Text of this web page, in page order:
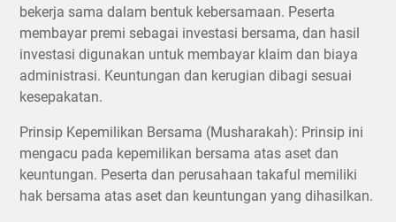
bekerja sama dalam bentuk kebersamaan. Peserta
membayar premi sebagai investasi bersama, dan hasil
investasi digunakan untuk membayar klaim dan biaya
administrasi. Keuntungan dan kerugian dibagi sesuai
kesepakatan.
Prinsip Kepemilikan Bersama (Musharakah): Prinsip ini
mengacu pada kepemilikan bersama atas aset dan
keuntungan. Peserta dan perusahaan takaful memiliki
hak bersama atas aset dan keuntungan yang dihasilkan.